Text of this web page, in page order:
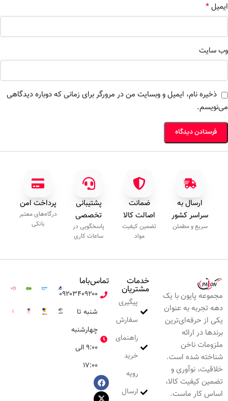
ایمیل*
وب‌ سایت
ذخیره نام، ایمیل و وبسایت من در مرورگر برای زمانی که دوباره دیدگاهی
می‌نویسم.
ارسال به
سراسر کشور
سریع و مطمئن
ضمانت
اصالت کالا
تضمین کیفیت
مواد
پشتیبانی
تخصصی
پاسخگویی در
ساعات کاری
پرداخت امن
درگاه‌های معتبر
بانکی
مجموعه پایون با یک
دهه تجربه به عنوان
یکی از حرفه‌ای‌ترین
برندها در ارائه
ملزومات ناخن
شناخته شده است.
خلاقیت، نوآوری و
تضمین کیفیت کالا،
اساس کار ماست.
خدمات
مشتریان
پیگیری
سفارش
راهنمای
خرید
رویه
ارسال
تماس‌با‌ما
۰۹۲۰۳۴۰۹۲۰۰
شنبه تا
چهارشنبه
۹:۰۰ الی
۱۷:۰۰